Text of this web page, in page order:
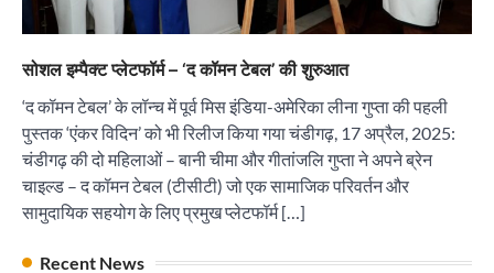
सोशल इम्पैक्ट प्लेटफॉर्म – ‘द कॉमन टेबल’ की शुरुआत
‘द कॉमन टेबल’ के लॉन्च में पूर्व मिस इंडिया-अमेरिका लीना गुप्ता की पहली
पुस्तक ‘एंकर विदिन’ को भी रिलीज किया गया चंडीगढ़, 17 अप्रैल, 2025:
चंडीगढ़ की दो महिलाओं – बानी चीमा और गीतांजलि गुप्ता ने अपने ब्रेन
चाइल्ड – द कॉमन टेबल (टीसीटी) जो एक सामाजिक परिवर्तन और
सामुदायिक सहयोग के लिए प्रमुख प्लेटफॉर्म […]
Recent News
City uday August 6, 2026
4
₹227 करोड़ का ‘टेबल एजेंडा घोटाला’ भाजपा के
भ्रष्टाचार, तानाशाही और लोकतंत्र की हत्या का सबसे बड़ा
सबूत : एच.एस. लक्की
City uday August 6, 2026
इंडियन नेशनल थियेटर द्वारा 9 अगस्त को होगा ‘वर्षा ऋतु
संगीत संध्या 2026’ का आयोजन
पारस हेल्थ पंचकूला ने ‘तिरंगा यात्रा 2025’ का हरियाणा से